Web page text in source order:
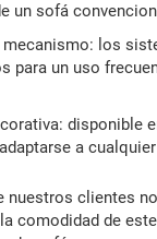
un sofá
mecanismo: los
para un uso
disponible
a
nuestros clientes
comodidad de